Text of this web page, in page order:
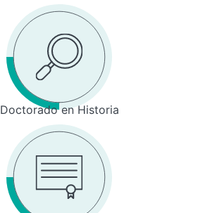
Doctorado en Historia